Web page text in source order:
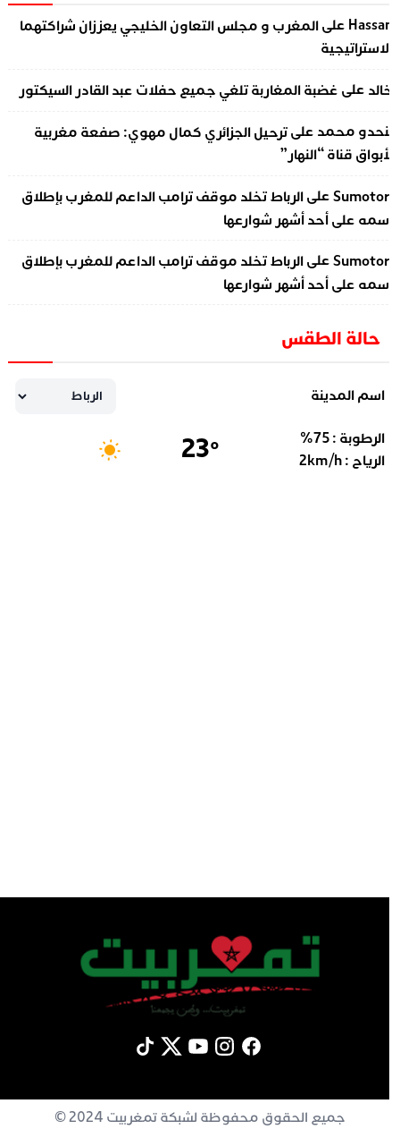
علىالمغرب و مجلس التعاون الخليجي يعززان شراكتهما
علىغضبة المغاربة تلغي جميع حفلات عبد القادر السيكتور
محمدعلىترحيل الجزائري كمال مهوي: صفعة مغربية
قناة “النهار”
علىالرباط تخلد موقف ترامب الداعم للمغرب بإطلاق
على أحد أشهر شوارعها
علىالرباط تخلد موقف ترامب الداعم للمغرب بإطلاق
على أحد أشهر شوارعها
حالة الطقس
اسم المدينة
الرطوبة : 75
%
الرياح :
2km/h
23
جميع الحقوق محفوظة لشبكة تمغربيت 2024 ©